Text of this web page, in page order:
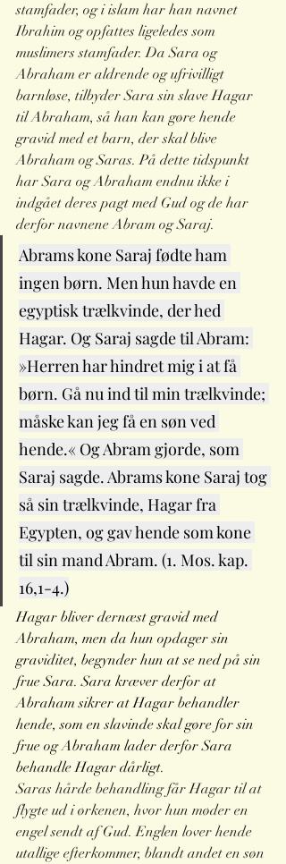
stamfader, og i islam har han navnet
Ibrahim og opfattes ligeledes som
muslimers stamfader. Da Sara og
Abraham er aldrende og ufrivilligt
barnløse, tilbyder Sara sin slave Hagar
til Abraham, så han kan gøre hende
gravid med et barn, der skal blive
Abraham og Saras. På dette tidspunkt
har Sara og Abraham endnu ikke i
indgået deres pagt med Gud og de har
derfor navnene Abram og Saraj.
Abrams kone Saraj fødte ham
ingen børn. Men hun havde en
egyptisk trælkvinde, der hed
Hagar. Og Saraj sagde til Abram:
»Herren har hindret mig i at få
børn. Gå nu ind til min trælkvinde;
måske kan jeg få en søn ved
hende.« Og Abram gjorde, som
Saraj sagde. Abrams kone Saraj tog
så sin trælkvinde, Hagar fra
Egypten, og gav hende som kone
til sin mand Abram. (1. Mos. kap.
16,1-4.)
Hagar bliver dernæst gravid med
Abraham, men da hun opdager sin
graviditet, begynder hun at se ned på sin
frue Sara. Sara kræver derfor at
Abraham sikrer at Hagar behandler
hende, som en slavinde skal gøre for sin
frue og Abraham lader derfor Sara
behandle Hagar dårligt.
Saras hårde behandling får Hagar til at
flygte ud i ørkenen, hvor hun møder en
engel sendt af Gud. Englen lover hende
utallige efterkommer, blandt andet en søn